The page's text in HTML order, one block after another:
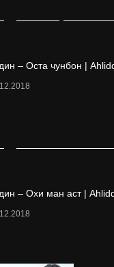
– Оста чунбон |
– Охи ман аст |